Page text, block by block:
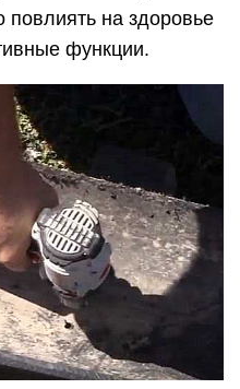
повлиять на здоровье
функции.